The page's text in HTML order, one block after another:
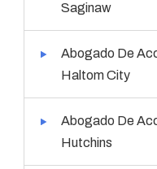
Saginaw
Abogado De
Haltom City
Abogado De
Hutchins